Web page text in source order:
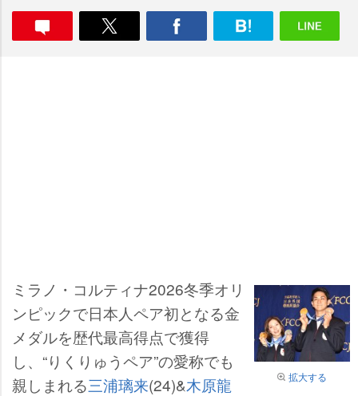
拡大する
ミラノ・コルティナ2026冬季オリ
ンピックで日本人ペア初となる金
メダルを歴代最高得点で獲得
し、“りくりゅうペア”の愛称でも
親しまれる三浦璃来(24)&木原龍